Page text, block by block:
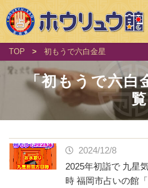
TOP > 初もうで六白金星
「初もうで六白
覧
2024/12/8
2025年初詣で 九星
時 福岡市占いの館